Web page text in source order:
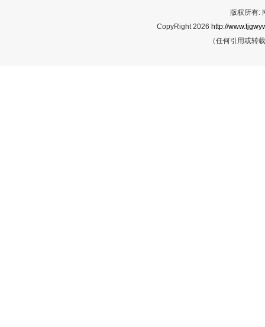
版权所有:
CopyRight 2026 http://
（任何引用或转